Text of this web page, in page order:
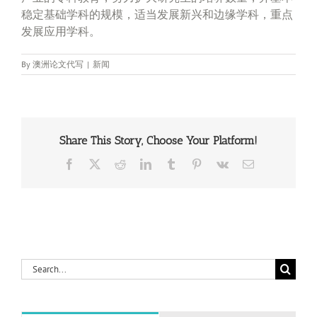
稳定基础学科的规模，适当发展新兴和边缘学科，重点
发展应用学科。
By 澳洲论文代写 | 新闻
Share This Story, Choose Your Platform!
Facebook RedditLinkedInTumblr Pinterest
Vk Email
Search
for: